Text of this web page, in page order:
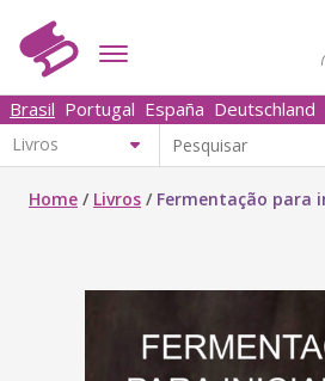
Brasil Portugal España Deutschland
Home / Livros / Fermentação para